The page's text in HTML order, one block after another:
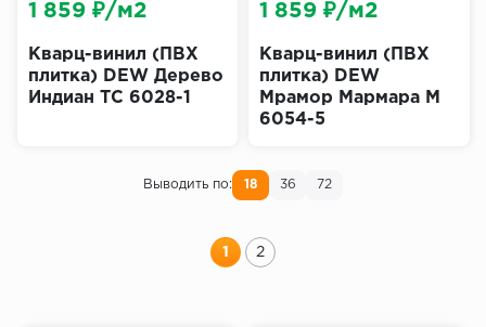
Кварц-винил (ПВХ
плитка) DEW Дерево
Индиан ТС 6028-1
1 859 ₽/м2
Кварц-винил (ПВХ
плитка) DEW
Мрамор Мармара М
6054-5
1 859 ₽/м2
Выводить по: 18 36 72
1 2